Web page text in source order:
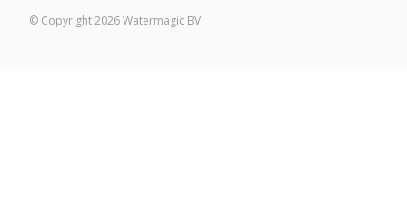
© Copyright 2026 Watermagic BV